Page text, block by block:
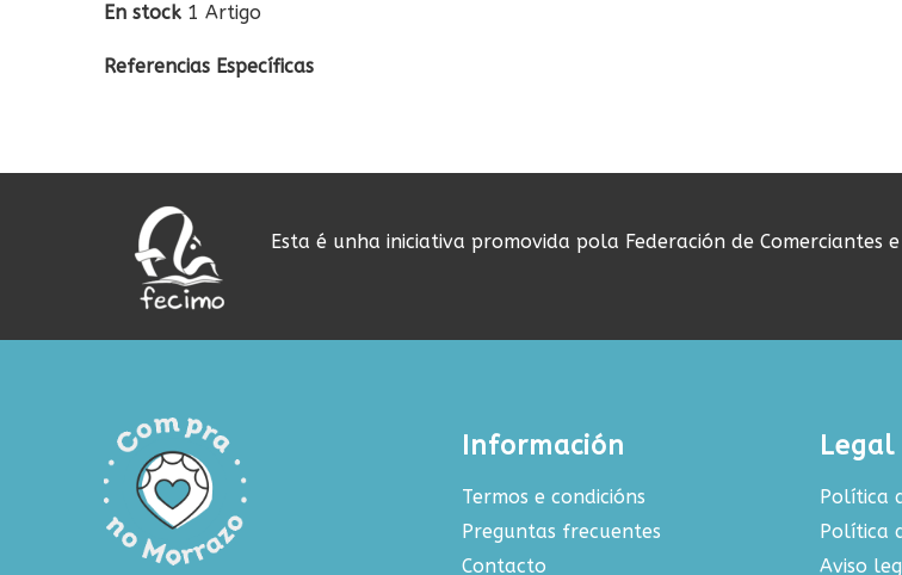
En stock 1 Artigo
Referencias Específicas
Esta é unha iniciativa promovida pola Federación de Comerciantes
Información
Termos e condicións
Preguntas frecuentes
Contacto
Legal
Política
Política
Aviso